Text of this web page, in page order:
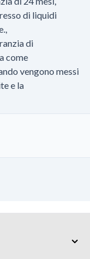
di liquidi
di
come
vengono messi
e la